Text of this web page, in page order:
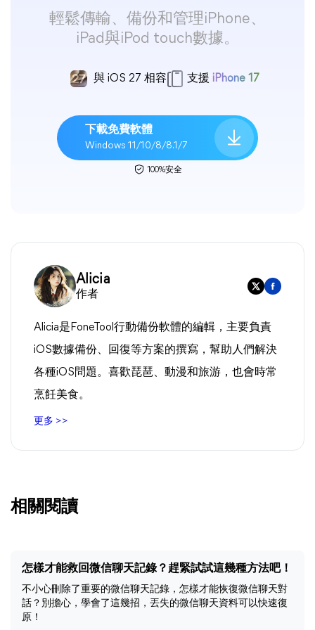
輕鬆傳輸、備份和管理iPhone、
iPad與iPod touch數據。
與 iOS 27 相容 支援 iPhone 17
下載免費軟體
Windows 11/10/8/8.1/7
100%安全
Alicia
作者
Alicia是FoneTool行動備份軟體的編輯，主要負責
iOS數據備份、回復等方案的撰寫，幫助人們解決
各種iOS問題。喜歡琵琶、動漫和旅游，也會時常
烹飪美食。
更多 >>
相關閱讀
怎樣才能救回微信聊天記錄？趕緊試試這幾種方法吧！
不小心刪除了重要的微信聊天記錄，怎樣才能恢復微信聊天對
話？別擔心，學會了這幾招，丟失的微信聊天資料可以快速復
原！